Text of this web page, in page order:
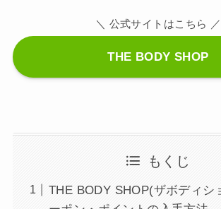
＼ 公式サイトはこちら ／
THE BODY SHOP
もくじ
THE BODY SHOP(ザボディ